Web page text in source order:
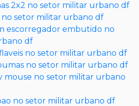
2x2 no setor militar urbano df
no setor militar urbano df
escorregador embutido no
df
no setor militar urbano df
no setor militar urbano df
mouse no setor militar urbano
no setor militar urbano df